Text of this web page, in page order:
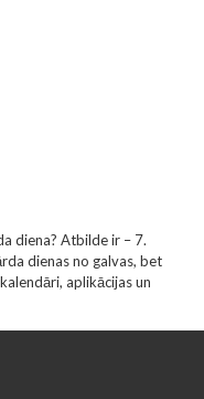
diena? Atbilde ir – 7.
dienas no galvas, bet
aplikācijas un